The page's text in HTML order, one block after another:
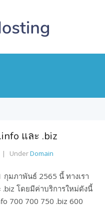
และ .biz
UnderDomain
กุมภาพันธ์ 2565 นี้ ทางเรา
.biz โดยมีค่าบริการใหม่ดังนี้
700 700 750 .biz 600